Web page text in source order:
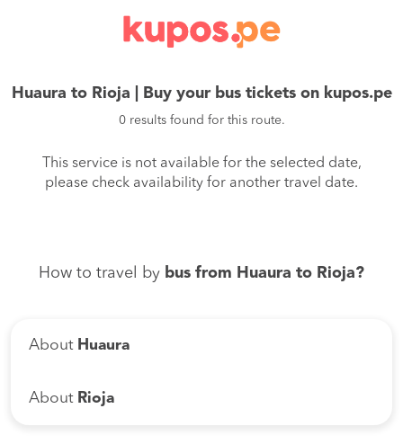
Huaura to Rioja | Buy your bus tickets on kupos.pe
0 results found for this route.
This service is not available for the selected date,
please check availability for another travel date.
How to travel by bus from Huaura to Rioja?
About Huaura
About Rioja